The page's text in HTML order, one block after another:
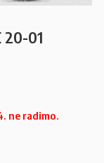
20-01
ne radimo.